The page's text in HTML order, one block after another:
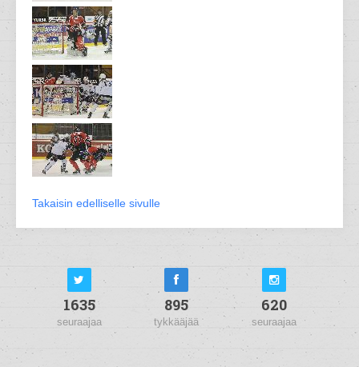
Takaisin edelliselle sivulle
1635
seuraajaa
895
tykkääjää
620
seuraajaa